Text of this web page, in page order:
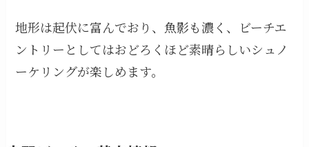
地形は起伏に富んでおり、魚影も濃く、ビーチエ
ントリーとしてはおどろくほど素晴らしいシュノ
ーケリングが楽しめます。